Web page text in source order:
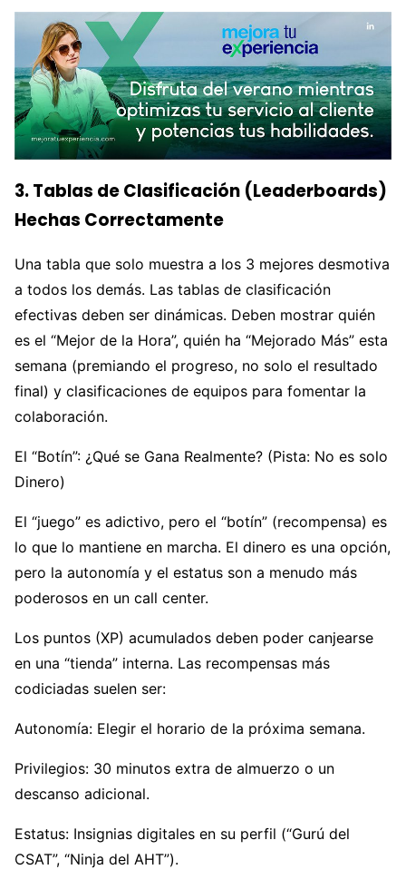
3. Tablas de Clasificación (Leaderboards)
Hechas Correctamente
Una tabla que solo muestra a los 3 mejores desmotiva
a todos los demás. Las tablas de clasificación
efectivas deben ser dinámicas. Deben mostrar quién
es el “Mejor de la Hora”, quién ha “Mejorado Más” esta
semana (premiando el progreso, no solo el resultado
final) y clasificaciones de equipos para fomentar la
colaboración.
El “Botín”: ¿Qué se Gana Realmente? (Pista: No es solo
Dinero)
El “juego” es adictivo, pero el “botín” (recompensa) es
lo que lo mantiene en marcha. El dinero es una opción,
pero la autonomía y el estatus son a menudo más
poderosos en un call center.
Los puntos (XP) acumulados deben poder canjearse
en una “tienda” interna. Las recompensas más
codiciadas suelen ser:
Autonomía: Elegir el horario de la próxima semana.
Privilegios: 30 minutos extra de almuerzo o un
descanso adicional.
Estatus: Insignias digitales en su perfil (“Gurú del
CSAT”, “Ninja del AHT”).